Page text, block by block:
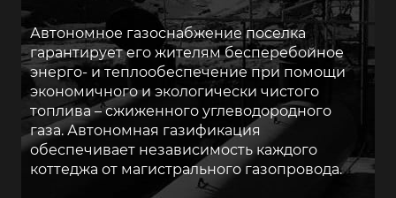
Автономное газоснабжение поселка
гарантирует его жителям бесперебойное
энерго- и теплообеспечение при помощи
экономичного и экологически чистого
топлива – сжиженного углеводородного
газа. Автономная газификация
обеспечивает независимость каждого
коттеджа от магистрального газопровода.